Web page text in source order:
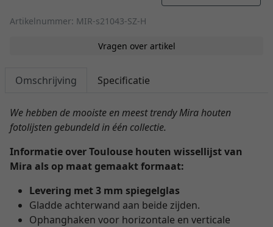
Artikelnummer: MIR-s21043-SZ-H
Vragen over artikel
Omschrijving Specificatie
We hebben de mooiste en meest trendy Mira houten
fotolijsten gebundeld in één collectie.
Informatie over Toulouse houten wissellijst van
Mira als op maat gemaakt formaat:
Levering met 3 mm spiegelglas
Gladde achterwand aan beide zijden.
Ophanghaken voor horizontale en verticale